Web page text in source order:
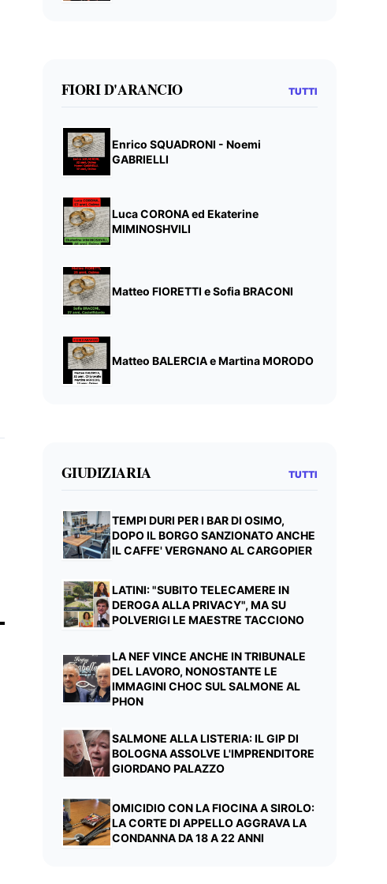
FIORI D'ARANCIO TUTTI
Enrico SQUADRONI - Noemi
GABRIELLI
Luca CORONA ed Ekaterine
MIMINOSHVILI
Matteo FIORETTI e Sofia BRACONI
Matteo BALERCIA e Martina MORODO
GIUDIZIARIA TUTTI
TEMPI DURI PER I BAR DI OSIMO,
DOPO IL BORGO SANZIONATO ANCHE
IL CAFFE' VERGNANO AL CARGOPIER
LATINI: "SUBITO TELECAMERE IN
DEROGA ALLA PRIVACY", MA SU
POLVERIGI LE MAESTRE TACCIONO
LA NEF VINCE ANCHE IN TRIBUNALE
DEL LAVORO, NONOSTANTE LE
IMMAGINI CHOC SUL SALMONE AL
PHON
SALMONE ALLA LISTERIA: IL GIP DI
BOLOGNA ASSOLVE L'IMPRENDITORE
GIORDANO PALAZZO
OMICIDIO CON LA FIOCINA A SIROLO:
LA CORTE DI APPELLO AGGRAVA LA
CONDANNA DA 18 A 22 ANNI